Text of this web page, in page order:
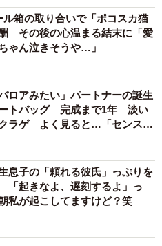
ル箱の取り合いで「ポコスカ猫
その後の心温まる結末に「愛
ゃん泣きそうや…」
ロアみたい」パートナーの誕生
ートバッグ 完成まで1年 淡い
ラゲ よく見ると…「センスす
息子の「頼れる彼氏」っぷりを
「起きなよ、遅刻するよ」っ
私が起こしてますけど？笑